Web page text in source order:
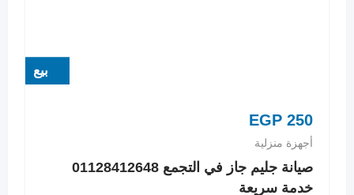
بيع
EGP 250
أجهزة منزلية
صيانة جليم جاز في التجمع 01128412648
خدمة سريعة